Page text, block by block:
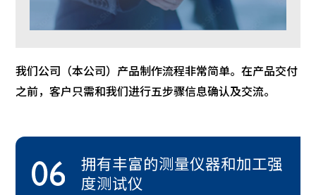
我们公司（本公司）产品制作流程非常简单。在产品交付
之前，客户只需和我们进行五步骤信息确认及交流。
拥有丰富的测量仪器和加工强
度测试仪